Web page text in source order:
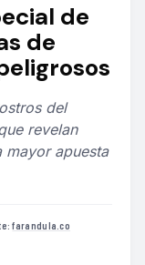
de
de
del
revelan
mayor apuesta
farandula.co